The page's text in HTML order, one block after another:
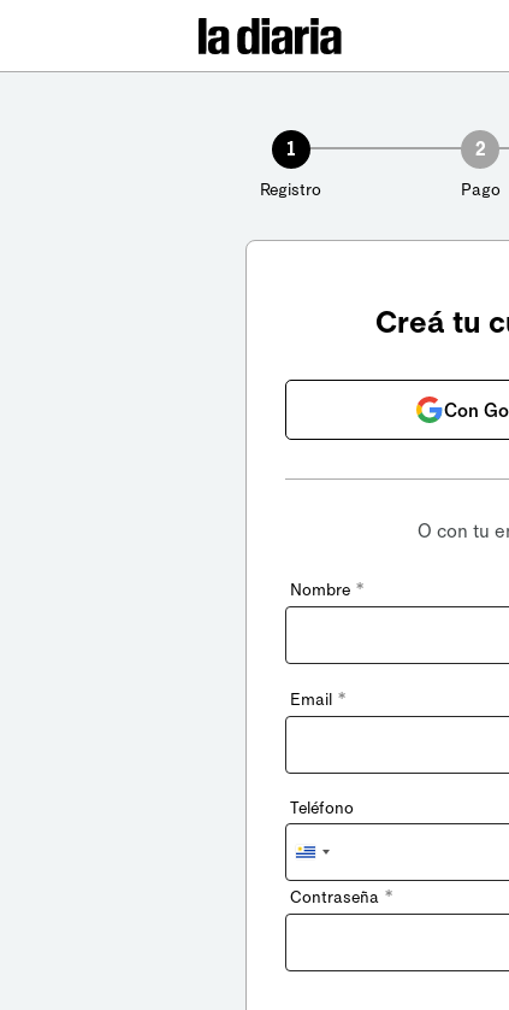
1
Registro
2
Pago
Creá tu
Con
O con tu
Nombre *
Email *
Teléfono
Uruguay
+598
Contraseña *